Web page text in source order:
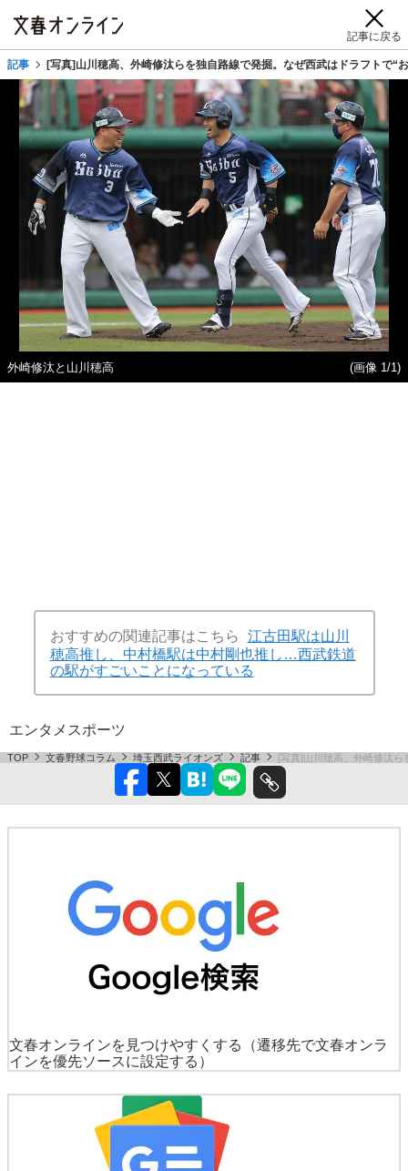
記事に戻る
記事 [写真]山川穂高、外崎修汰らを独自路線で発掘。なぜ西武はドラフトで“
外崎修汰と山川穂高 (画像 1/1)
おすすめの関連記事はこちら
江古田駅は山川
穂高推し、中村橋駅は中村剛也推し…西武鉄道
の駅がすごいことになっている
エンタメ スポーツ
TOP 文春野球コラム 埼玉西武ライオンズ 記事 [写真]山川穂高、外崎修汰ら
文春オンラインを見つけやすくする
（遷移先で文春オンラ
インを優先ソースに設定する）